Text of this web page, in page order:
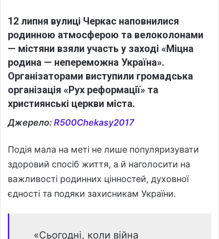
12 липня вулиці Черкас наповнилися
родинною атмосферою та велоколонами
— містяни взяли участь у заході «Міцна
родина — непереможна Україна».
Організаторами виступили громадська
організація «Рух реформації» та
християнські церкви міста.
Джерело:R500Chekasy2017
Подія мала на меті не лише популяризувати
здоровий спосіб життя, а й наголосити на
важливості родинних цінностей, духовної
єдності та подяки захисникам України.
«Сьогодні, коли війна